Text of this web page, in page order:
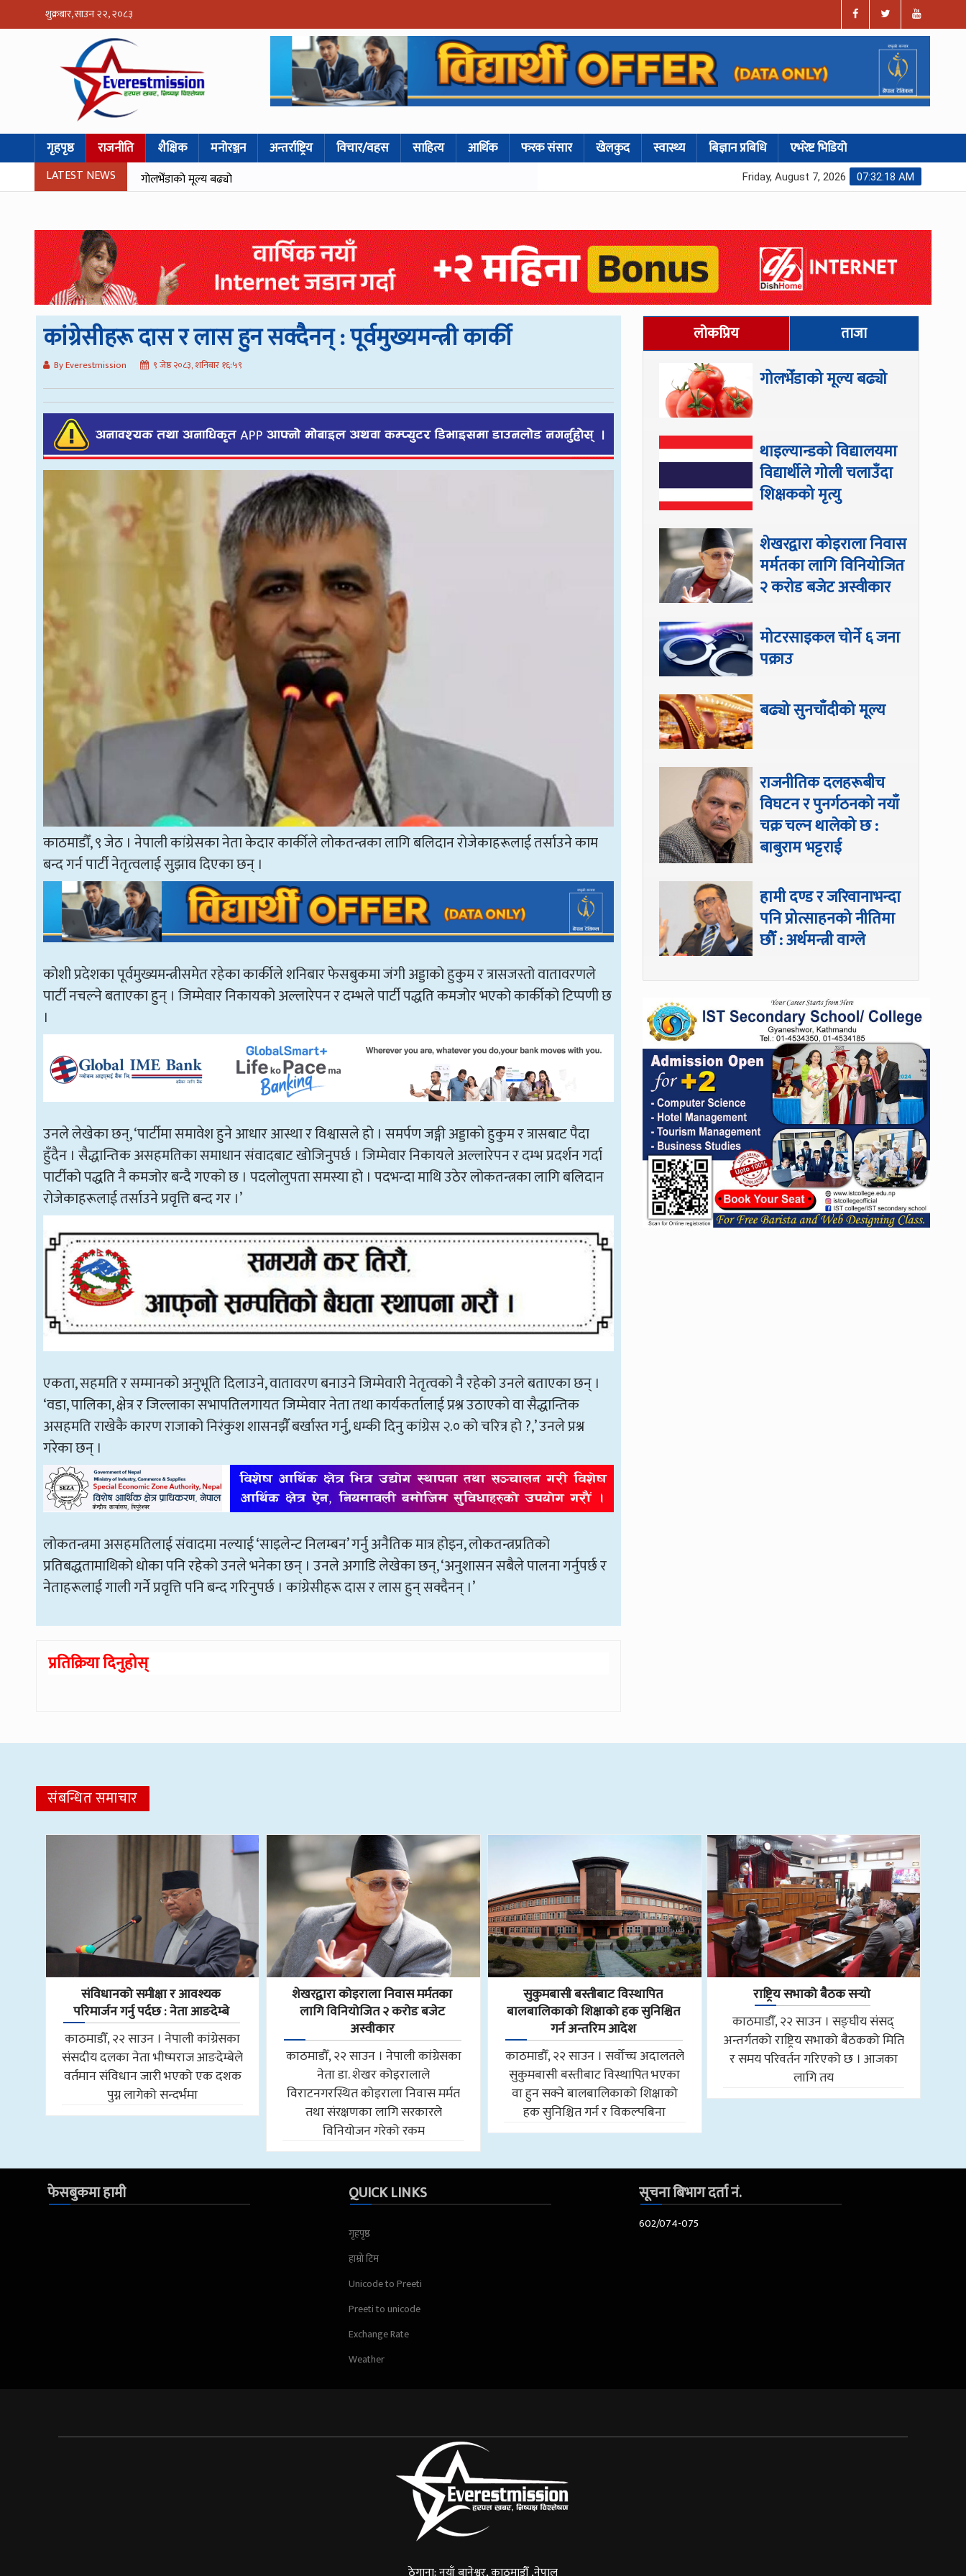
शुक्रबार, साउन २२, २०८३
गृहपृष्ठ राजनीति शैक्षिक मनोरञ्जन अन्तर्राष्ट्रिय विचार/वहस साहित्य आर्थिक फरक संसार खेलकुद स्वास्थ्य बिज्ञान प्रबिधि एभरेष्ट भिडियो
LATEST NEWS गोलभेँडाको मूल्य बढ्यो 07:32:19 AM
Friday, August 7, 2026
कांग्रेसीहरू दास र लास हुन सक्दैनन् : पूर्वमुख्यमन्त्री कार्की
By Everestmission ९ जेष्ठ २०८३, शनिबार १६:५९
काठमाडौँ, ९ जेठ । नेपाली कांग्रेसका नेता केदार कार्कीले लोकतन्त्रका लागि बलिदान रोजेकाहरूलाई तर्साउने काम
बन्द गर्न पार्टी नेतृत्वलाई सुझाव दिएका छन् ।
कोशी प्रदेशका पूर्वमुख्यमन्त्रीसमेत रहेका कार्कीले शनिबार फेसबुकमा जंगी अड्डाको हुकुम र त्रासजस्तो वातावरणले
पार्टी नचल्ने बताएका हुन् । जिम्मेवार निकायको अल्लारेपन र दम्भले पार्टी पद्धति कमजोर भएको कार्कीको टिप्पणी छ
।
उनले लेखेका छन्, ‘पार्टीमा समावेश हुने आधार आस्था र विश्वासले हो । समर्पण जङ्गी अड्डाको हुकुम र त्रासबाट पैदा
हुँदैन । सैद्धान्तिक असहमतिका समाधान संवादबाट खोजिनुपर्छ । जिम्मेवार निकायले अल्लारेपन र दम्भ प्रदर्शन गर्दा
पार्टीको पद्धति नै कमजोर बन्दै गएको छ । पदलोलुपता समस्या हो । पदभन्दा माथि उठेर लोकतन्त्रका लागि बलिदान
रोजेकाहरूलाई तर्साउने प्रवृत्ति बन्द गर ।’
एकता, सहमति र सम्मानको अनुभूति दिलाउने, वातावरण बनाउने जिम्मेवारी नेतृत्वको नै रहेको उनले बताएका छन् ।
‘वडा, पालिका, क्षेत्र र जिल्लाका सभापतिलगायत जिम्मेवार नेता तथा कार्यकर्तालाई प्रश्न उठाएको वा सैद्धान्तिक
असहमति राखेकै कारण राजाको निरंकुश शासनझैँ बर्खास्त गर्नु, धम्की दिनु कांग्रेस २.० को चरित्र हो ?,’ उनले प्रश्न
गरेका छन् ।
लोकतन्त्रमा असहमतिलाई संवादमा नल्याई ‘साइलेन्ट निलम्बन’ गर्नु अनैतिक मात्र होइन, लोकतन्त्रप्रतिको
प्रतिबद्धतामाथिको धोका पनि रहेको उनले भनेका छन् । उनले अगाडि लेखेका छन्, ‘अनुशासन सबैले पालना गर्नुपर्छ र
नेताहरूलाई गाली गर्ने प्रवृत्ति पनि बन्द गरिनुपर्छ । कांग्रेसीहरू दास र लास हुन् सक्दैनन् ।’
प्रतिक्रिया दिनुहोस्
लोकप्रिय ताजा
गोलभेँडाको मूल्य बढ्यो
थाइल्यान्डको विद्यालयमा
विद्यार्थीले गोली चलाउँदा
शिक्षकको मृत्यु
शेखरद्वारा कोइराला निवास
मर्मतका लागि विनियोजित
२ करोड बजेट अस्वीकार
मोटरसाइकल चोर्ने ६ जना
पक्राउ
बढ्यो सुनचाँदीको मूल्य
राजनीतिक दलहरूबीच
विघटन र पुनर्गठनको नयाँ
चक्र चल्न थालेको छ :
बाबुराम भट्टराई
हामी दण्ड र जरिवानाभन्दा
पनि प्रोत्साहनको नीतिमा
छौँ : अर्थमन्त्री वाग्ले
संबन्धित समाचार
संविधानको समीक्षा र आवश्यक
परिमार्जन गर्नु पर्दछ : नेता आङदेम्बे
काठमाडौँ, २२ साउन । नेपाली कांग्रेसका
संसदीय दलका नेता भीष्मराज आङदेम्बेले
वर्तमान संविधान जारी भएको एक दशक
पुग्न लागेको सन्दर्भमा
शेखरद्वारा कोइराला निवास मर्मतका
लागि विनियोजित २ करोड बजेट
अस्वीकार
काठमाडौँ, २२ साउन । नेपाली कांग्रेसका
नेता डा. शेखर कोइरालाले
विराटनगरस्थित कोइराला निवास मर्मत
तथा संरक्षणका लागि सरकारले
विनियोजन गरेको रकम
सुकुमबासी बस्तीबाट विस्थापित
बालबालिकाको शिक्षाको हक सुनिश्चित
गर्न अन्तरिम आदेश
काठमाडौँ, २२ साउन । सर्वोच्च अदालतले
सुकुमबासी बस्तीबाट विस्थापित भएका
वा हुन सक्ने बालबालिकाको शिक्षाको
हक सुनिश्चित गर्न र विकल्पबिना
राष्ट्रिय सभाको बैठक सर्‍यो
काठमाडौँ, २२ साउन । सङ्घीय संसद्
अन्तर्गतको राष्ट्रिय सभाको बैठकको मिति
र समय परिवर्तन गरिएको छ । आजका
लागि तय
फेसबुकमा हामी QUICK LINKS
गृहपृष्ठ
हाम्रो टिम
Unicode to Preeti
Preeti to unicode
Exchange Rate
Weather
सूचना बिभाग दर्ता नं.
602/074-075